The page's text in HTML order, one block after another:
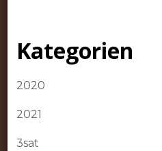
Kategorien
2020
2021
3sat